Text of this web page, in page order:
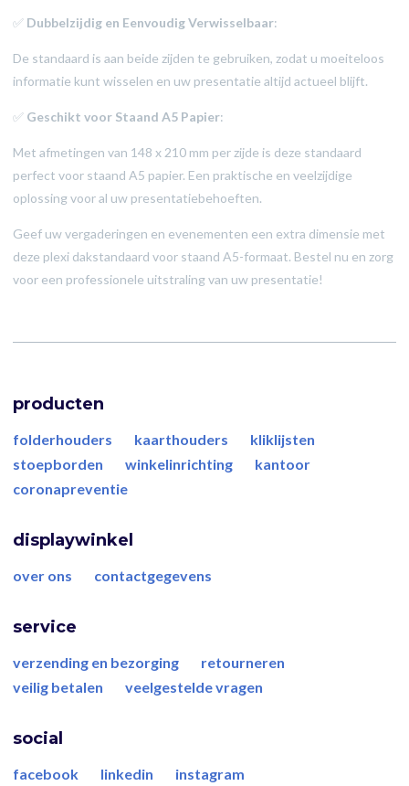
✅ Dubbelzijdig en Eenvoudig Verwisselbaar:
De standaard is aan beide zijden te gebruiken, zodat u moeiteloos
informatie kunt wisselen en uw presentatie altijd actueel blijft.
✅ Geschikt voor Staand A5 Papier:
Met afmetingen van 148 x 210 mm per zijde is deze standaard
perfect voor staand A5 papier. Een praktische en veelzijdige
oplossing voor al uw presentatiebehoeften.
Geef uw vergaderingen en evenementen een extra dimensie met
deze plexi dakstandaard voor staand A5-formaat. Bestel nu en zorg
voor een professionele uitstraling van uw presentatie!
producten
folderhouders kaarthouders
kliklijsten
stoepborden
winkelinrichting
kantoor
coronapreventie
displaywinkel
over ons contactgegevens
service
verzending en bezorging
retourneren
veilig betalen
veelgestelde vragen
social
facebook linkedin instagram